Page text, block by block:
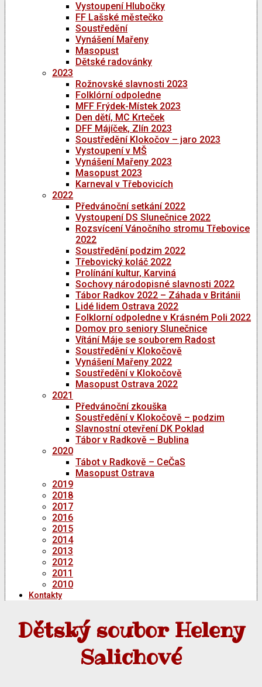
Vystoupení Hlubočky
FF Lašské městečko
Soustředění
Vynášení Mařeny
Masopust
Dětské radovánky
2023
Rožnovské slavnosti 2023
Folklórní odpoledne
MFF Frýdek-Místek 2023
Den dětí, MC Krteček
DFF Májíček, Zlín 2023
Soustředění Klokočov – jaro 2023
Vystoupení v MŠ
Vynášení Mařeny 2023
Masopust 2023
Karneval v Třebovicích
2022
Předvánoční setkání 2022
Vystoupení DS Slunečnice 2022
Rozsvícení Vánočního stromu Třebovice
2022
Soustředění podzim 2022
Třebovický koláč 2022
Prolínání kultur, Karviná
Sochovy národopisné slavnosti 2022
Tábor Radkov 2022 – Záhada v Británii
Lidé lidem Ostrava 2022
Folklorní odpoledne v Krásném Poli 2022
Domov pro seniory Slunečnice
Vítání Máje se souborem Radost
Soustředění v Klokočově
Vynášení Mařeny 2022
Soustředění v Klokočově
Masopust Ostrava 2022
2021
Předvánoční zkouška
Soustředění v Klokočově – podzim
Slavnostní otevření DK Poklad
Tábor v Radkově – Bublina
2020
Tábot v Radkově – CeČaS
Masopust Ostrava
2019
2018
2017
2016
2015
2014
2013
2012
2011
2010
Kontakty
Dětský soubor Heleny
Salichové